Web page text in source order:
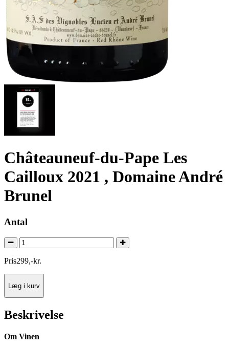
Châteauneuf-du-Pape Les
Cailloux 2021 , Domaine André
Brunel
Antal
Pris299,-kr.
Læg i kurv
Beskrivelse
Om Vinen